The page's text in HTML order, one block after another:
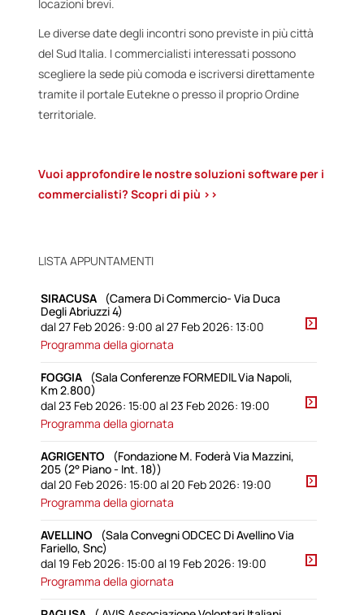
locazioni brevi.
Le diverse date degli incontri sono previste in più città
del Sud Italia. I commercialisti interessati possono
scegliere la sede più comoda e iscriversi direttamente
tramite il portale Eutekne o presso il proprio Ordine
territoriale.
Vuoi approfondire le nostre soluzioni software per i
commercialisti? Scopri di più >>
LISTA APPUNTAMENTI
SIRACUSA
(Camera Di Commercio- Via Duca
Degli Abriuzzi 4)
dal 27 Feb 2026: 9:00 al 27 Feb 2026: 13:00
Programma della giornata
FOGGIA
(Sala Conferenze FORMEDIL Via Napoli,
Km 2.800)
dal 23 Feb 2026: 15:00 al 23 Feb 2026: 19:00
Programma della giornata
AGRIGENTO
(Fondazione M. Foderà Via Mazzini,
205 (2° Piano - Int. 18))
dal 20 Feb 2026: 15:00 al 20 Feb 2026: 19:00
Programma della giornata
AVELLINO
(Sala Convegni ODCEC Di Avellino Via
Fariello, Snc)
dal 19 Feb 2026: 15:00 al 19 Feb 2026: 19:00
Programma della giornata